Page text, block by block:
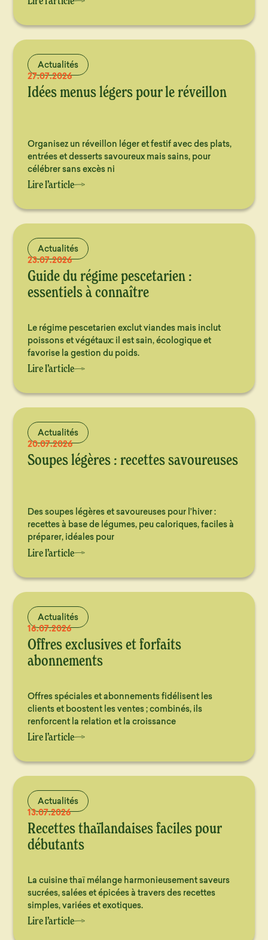
Actualités
27.07.2026
Idées menus légers pour le réveillon
Organisez un réveillon léger et festif avec des plats,
entrées et desserts savoureux mais sains, pour
célébrer sans excès ni
Lire l’article
Actualités
23.07.2026
Guide du régime pescetarien :
essentiels à connaître
Le régime pescetarien exclut viandes mais inclut
poissons et végétaux: il est sain, écologique et
favorise la gestion du poids.
Lire l’article
Actualités
20.07.2026
Soupes légères : recettes savoureuses
Des soupes légères et savoureuses pour l’hiver :
recettes à base de légumes, peu caloriques, faciles à
préparer, idéales pour
Lire l’article
Actualités
16.07.2026
Offres exclusives et forfaits
abonnements
Offres spéciales et abonnements fidélisent les
clients et boostent les ventes ; combinés, ils
renforcent la relation et la croissance
Lire l’article
Actualités
13.07.2026
Recettes thaïlandaises faciles pour
débutants
La cuisine thaï mélange harmonieusement saveurs
sucrées, salées et épicées à travers des recettes
simples, variées et exotiques.
Lire l’article